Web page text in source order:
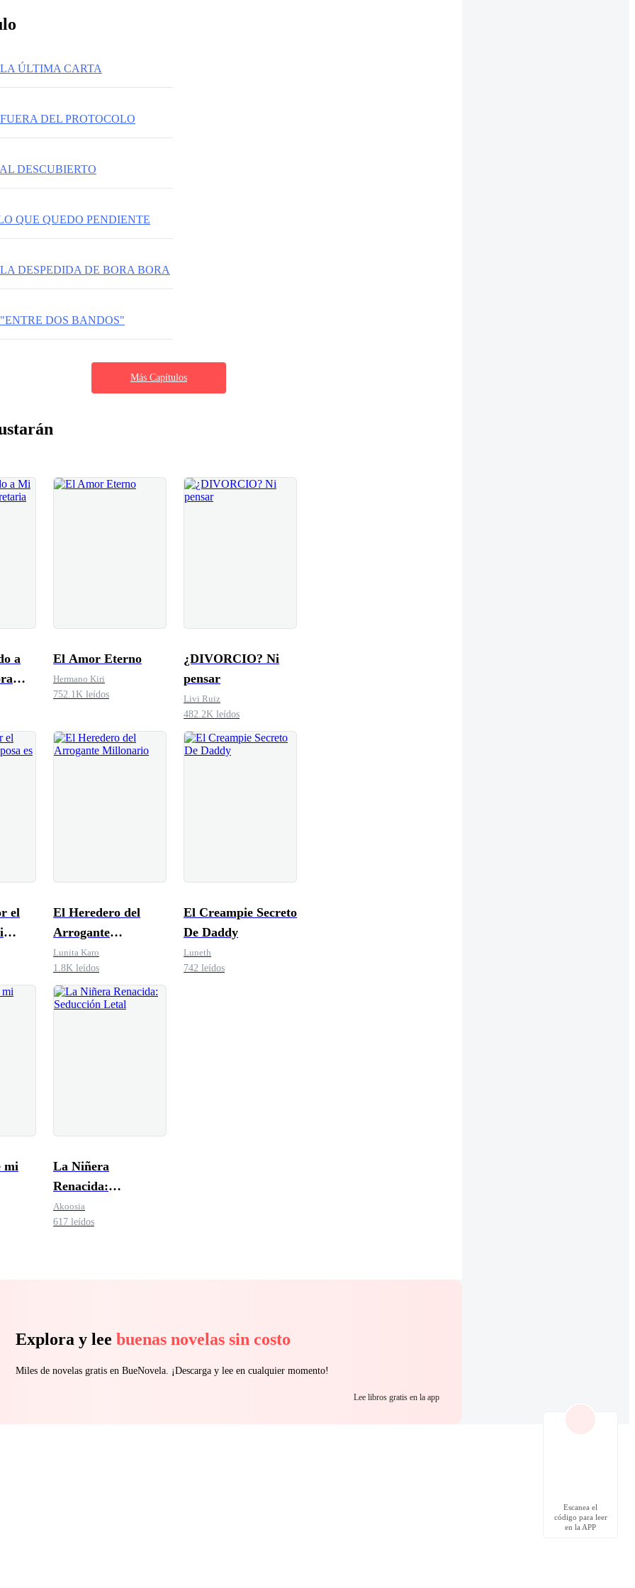
ÚLTIMA CARTA
DEL PROTOCOLO
DESCUBIERTO
QUE QUEDO PENDIENTE
DESPEDIDA DE BORA BORA
DOS BANDOS"
Más Capítulos
a
El Amor Eterno
Hermano Kiri
752.1K leídos
¿DIVORCIO? Ni
pensar
Livi Ruiz
482.2K leídos
el
El Heredero del
Arrogante
Millonario
Lunita Karo
1.8K leídos
El Creampie Secreto
De Daddy
Luneth
742 leídos
mi
La Niñera
Renacida:
Seducción Letal
Akoosia
617 leídos
Explora y lee buenas novelas sin costo
Miles de novelas gratis en BueNovela. ¡Descarga y lee en cualquier momento!
Lee libros gratis en la app
Escanea el
código para leer
en la APP